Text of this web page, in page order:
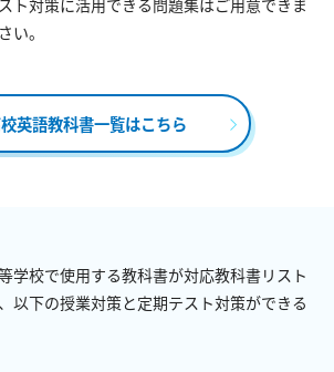
い。
英語教科書一覧はこちら
学校で使用する教科書が対応教科書リスト
以下の授業対策と定期テスト対策ができる